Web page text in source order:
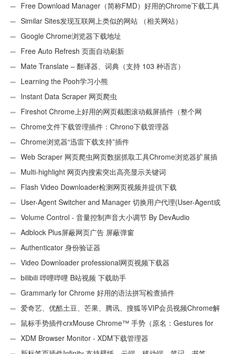
Free Download Manager（简称FMD）好用的Chrome下载工具
插件Similar Sites发现互联网上类似的网站 （相关网站）
Google Chrome浏览器下载地址
Free Auto Refresh 页面自动刷新
Mate Translate – 翻译器、词典（支持 103 种语言）
Learning the Pooh学习小熊
Instant Data Scraper 网页爬虫
Fireshot Chrome上好用的网页截图滚动截屏插件（整个网
页）Chrome文件下载管理插件：Chrono下载管理器
Chrome浏览器“迅雷下载支持”插件
Web Scraper 网页爬虫网页数据抓取工具Chrome浏览器扩展插
件 Multi-highlight 网页内搜索突出高亮显示关键词
Flash Video Downloader检测网页视频并提供下载
User-Agent Switcher and Manager 切换用户代理(User-Agent或
UA)Volume Control - 音量控制声音大小调节 By DevAudio
Adblock Plus屏蔽网页广告 屏蔽弹窗
Authenticator 身份验证器
Video Downloader professional网页视频下载器
bilibili 哔哩哔哩 B站视频 下载助手
Grammarly for Chrome 好用的语法拼写检查插件
爱奇艺、优酷土豆、芒果、腾讯、搜狐等VIP会员视频Chrome解
析工具鼠标手势插件crxMouse Chrome™ 手势（原名：Gestures for
Chrome(TM)汉化版）
XDM Browser Monitor - XDM下载管理器